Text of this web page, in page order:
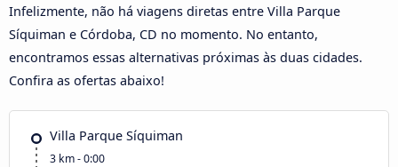
Infelizmente, não há viagens diretas entre Villa Parque
Síquiman e Córdoba, CD no momento. No entanto,
encontramos essas alternativas próximas às duas cidades.
Confira as ofertas abaixo!
Villa Parque Síquiman
3 km - 0:00